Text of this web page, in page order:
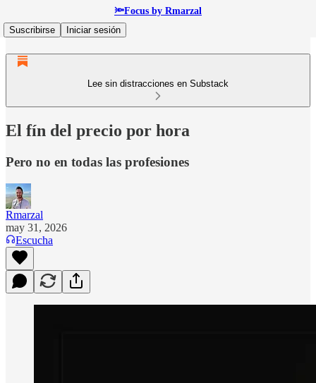
🔦Focus by Rmarzal
Suscribirse
Iniciar sesión
Lee sin distracciones en Substack
El fín del precio por hora
Pero no en todas las profesiones
Rmarzal
may 31, 2026
Escucha